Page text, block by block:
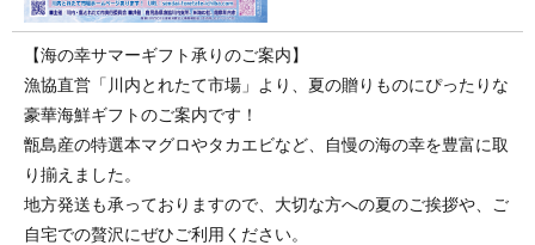
【海の幸サマーギフト承りのご案内】
漁協直営「川内とれたて市場」より、夏の贈りものにぴったりな
豪華海鮮ギフトのご案内です！
甑島産の特選本マグロやタカエビなど、自慢の海の幸を豊富に取
り揃えました。
地方発送も承っておりますので、大切な方への夏のご挨拶や、ご
自宅での贅沢にぜひご利用ください。